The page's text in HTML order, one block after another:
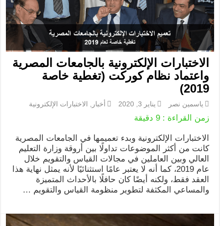
الاختبارات الإلكترونية بالجامعات المصرية
واعتماد نظام كوركت (تغطية خاصة
2019)
ياسمين نصر يناير 3, 2020 أخبار الاختبارات الإلكترونية
زمن القراءة : 9 دقيقة
الاختبارات الإلكترونية وبدء تعميمها في الجامعات المصرية
كانت من أكثر الموضوعات تداولًا بين أروقة وزارة التعليم
العالي وبين العاملين في مجالات القياس والتقويم خلال
عام 2019، كما أنه لا يعتبر عامًا استثنائيًا لأنه يمثل نهاية هذا
العقد فقط، ولكنه أيضًا كان حافلًا بالأحداث المتميزة
والمساعي المكثفة لتطوير منظومة القياس والتقويم …